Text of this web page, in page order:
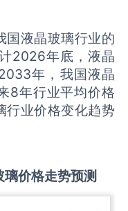
国液晶玻璃行业的
2026年底，液晶
年，我国液晶
8年行业平均价格
业价格变化趋势
璃价格走势预测